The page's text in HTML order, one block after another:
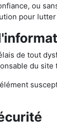
ou
pour
de tout
du